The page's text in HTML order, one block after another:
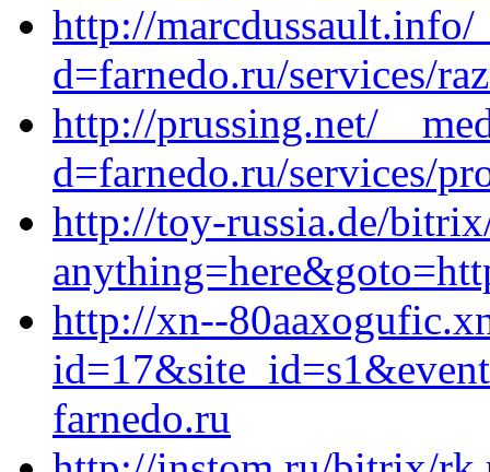
http://marcdussault.info/
d=farnedo.ru/services/
http://prussing.net/
d=farnedo.ru/services/
http://toy-russia.de/
http://xn--
farnedo.ru